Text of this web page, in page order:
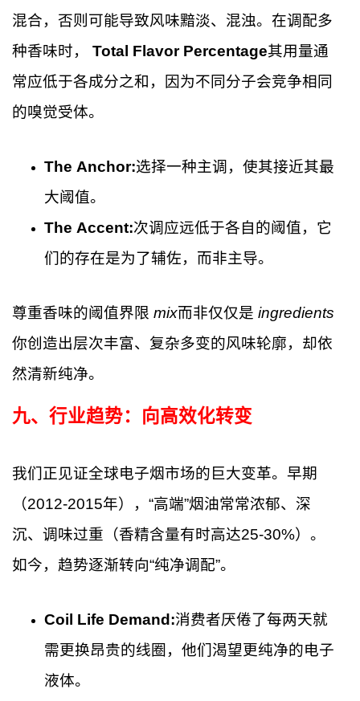
混合，否则可能导致风味黯淡、混浊。在调配多
种香味时， Total Flavor Percentage其用量通
常应低于各成分之和，因为不同分子会竞争相同
的嗅觉受体。
The Anchor:选择一种主调，使其接近其最
大阈值。
The Accent:次调应远低于各自的阈值，它
们的存在是为了辅佐，而非主导。
尊重香味的阈值界限 mix而非仅仅是 ingredients
你创造出层次丰富、复杂多变的风味轮廓，却依
然清新纯净。
九、行业趋势：向高效化转变
我们正见证全球电子烟市场的巨大变革。早期
（2012-2015年），“高端”烟油常常浓郁、深
沉、调味过重（香精含量有时高达25-30%）。
如今，趋势逐渐转向“纯净调配”。
Coil Life Demand:消费者厌倦了每两天就
需更换昂贵的线圈，他们渴望更纯净的电子
液体。